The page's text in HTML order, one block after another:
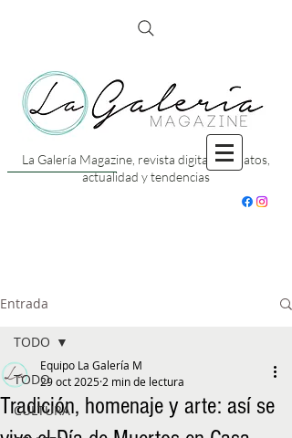
La Galería Magazine, revista digital con datos,
actualidad y tendencias
Entrada
TODO
CULTURA
TODO
Tradición, homenaje y arte: así se
Equipo La Galería M
29 oct 2025 2 min de lectura